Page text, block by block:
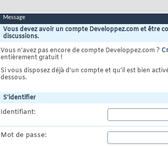
Message
Vous devez avoir un compte Developpez.com et être
discussions.
Vous n'avez pas encore de compte Developpez.com ?
entièrement gratuit !
Si vous disposez déjà d'un compte et qu'il est bien
dessous.
S'identifier
Identifiant:
Mot de passe: